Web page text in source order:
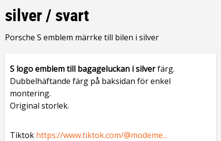
silver / svart
Porsche S emblem märrke till bilen i silver
S logo emblem till bagageluckan isilverfärg.
Dubbelhäftande färg på baksidan för enkel
montering.
Original storlek.
Tiktok https://www.tiktok.com/@modeme...